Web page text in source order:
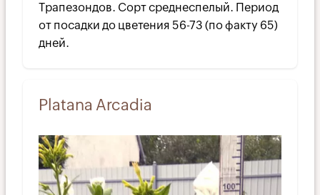
Трапезондов. Сорт среднеспелый. Период
от посадки до цветения 56-73 (по факту 65)
дней.
Platana Arcadia